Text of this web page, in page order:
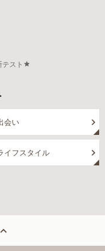
スト
会い
イフスタイル